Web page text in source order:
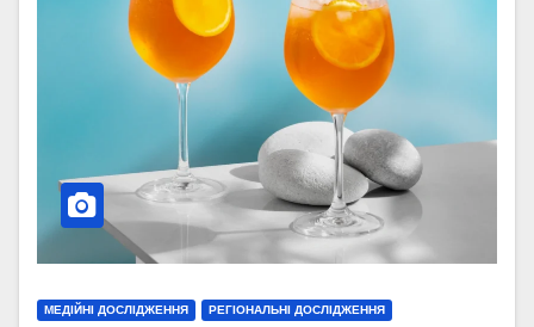
МЕДІЙНІ ДОСЛІДЖЕННЯ РЕГІОНАЛЬНІ ДОСЛІДЖЕННЯ